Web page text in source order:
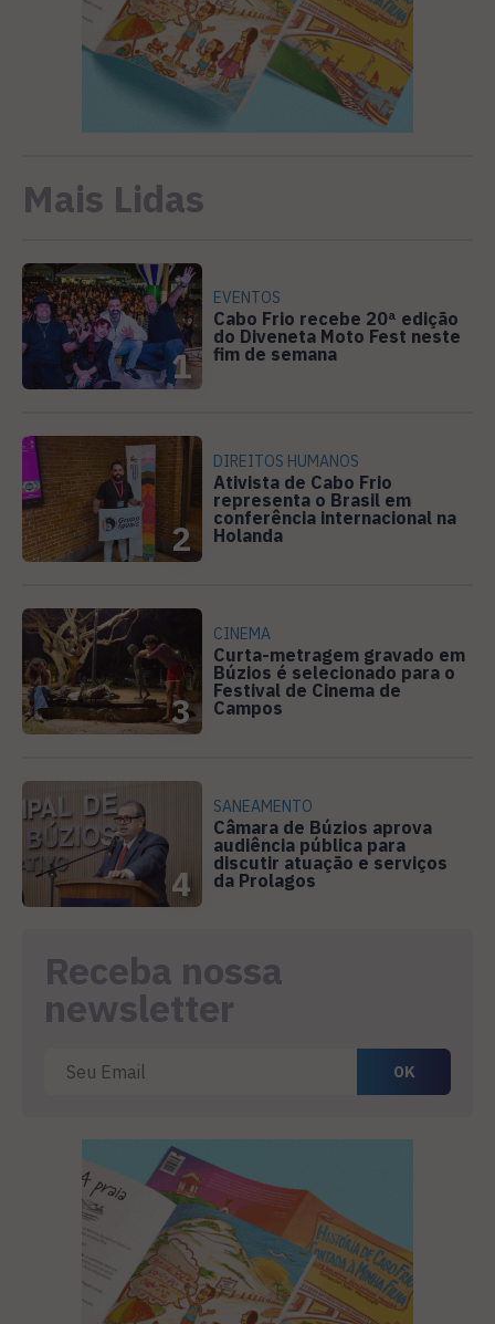
Mais Lidas
1
EVENTOS
Cabo Frio recebe 20ª edição
do Diveneta Moto Fest neste
fim de semana
2
DIREITOS HUMANOS
Ativista de Cabo Frio
representa o Brasil em
conferência internacional na
Holanda
3
CINEMA
Curta-metragem gravado em
Búzios é selecionado para o
Festival de Cinema de
Campos
4
SANEAMENTO
Câmara de Búzios aprova
audiência pública para
discutir atuação e serviços
da Prolagos
Receba nossa
newsletter